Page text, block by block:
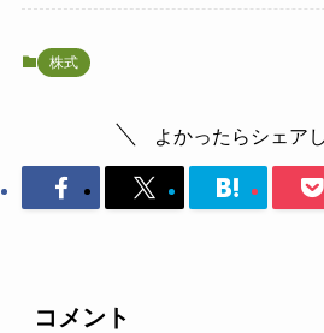
株式
よかったらシェア
コメント